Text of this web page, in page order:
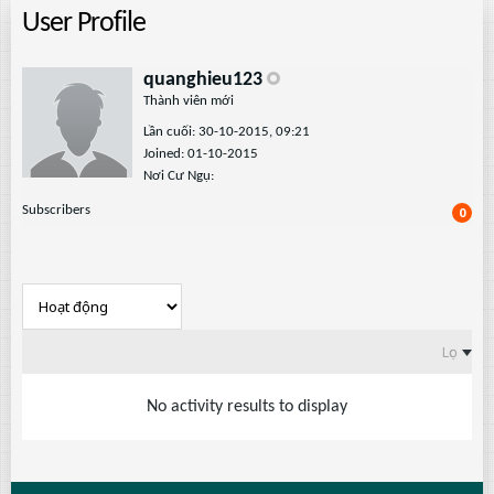
User Profile
quanghieu123
Thành viên mới
Lần cuối: 30-10-2015, 09:21
Joined: 01-10-2015
Nơi Cư Ngụ:
Subscribers 0
Lọc
No activity results to display